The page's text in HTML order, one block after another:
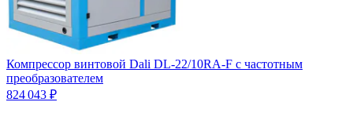
Компрессор винтовой Dali DL-22/10RA-F с частотным
преобразователем
824 043 ₽